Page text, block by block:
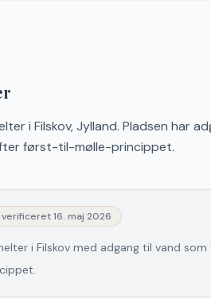
i Filskov, Jylland. Pladsen har
først-til-mølle-princippet.
verificeret16. maj 2026
i Filskov med adgang til vand